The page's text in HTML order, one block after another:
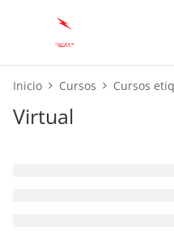
Inicio Cursos Cursos
Virtual